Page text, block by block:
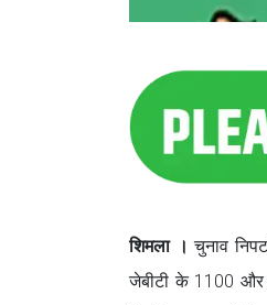
शिमला । चुनाव
जेबीटी के 1100 और